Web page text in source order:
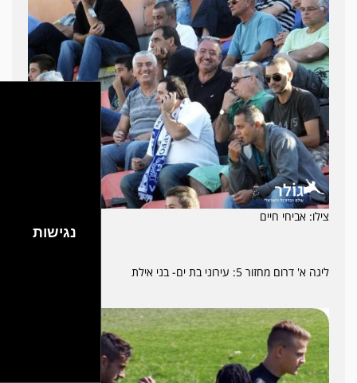
צילו: אביחי חיים
ליגה א' דרום מחזור 5: עירוני בת ים- בני אילת
נגישות